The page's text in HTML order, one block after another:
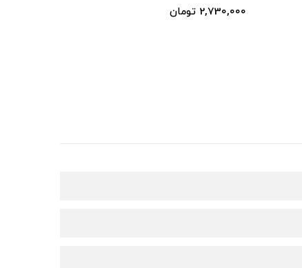
2,730,000 تومان